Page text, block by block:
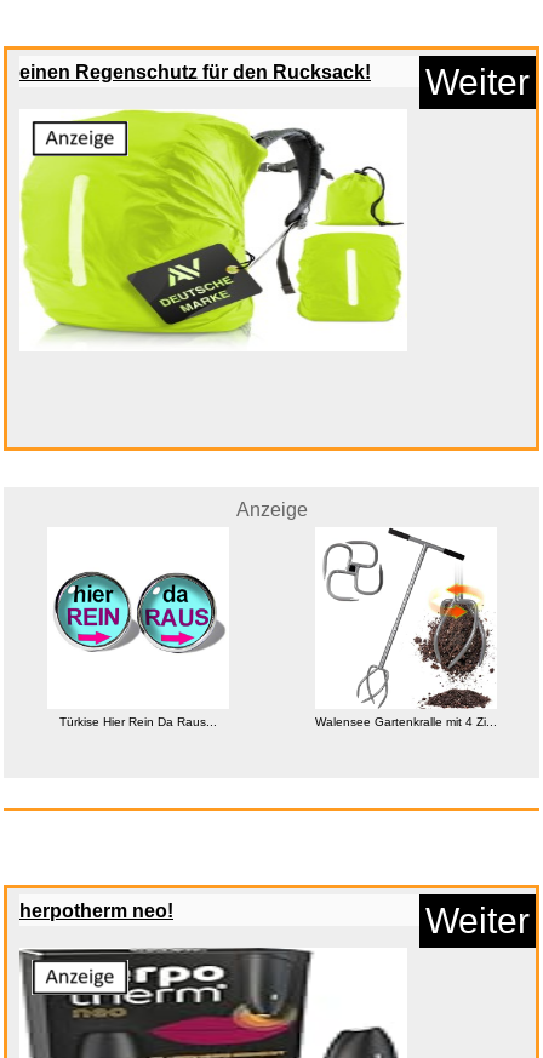
Momii Maulwurf Vertreiber-
Kuge...
Stiebel Eltron 4823311 Eltron ...
Anzeige
einen Regenschutz für den Rucksack! Weiter
Anzeige
Türkise Hier Rein Da Raus... Walensee Gartenkralle mit 4 Zi...
herpotherm neo! Weiter